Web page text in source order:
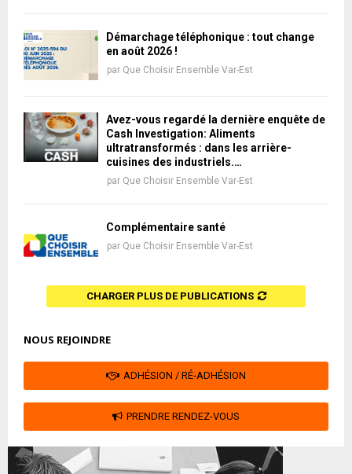
Démarchage téléphonique : tout change
en août 2026 !
par Que Choisir Ensemble Var-Est
Avez-vous regardé la dernière enquête de
Cash Investigation: Aliments
ultratransformés : dans les arrière-
cuisines des industriels.…
par Que Choisir Ensemble Var-Est
Complémentaire santé
par Que Choisir Ensemble Var-Est
CHARGER PLUS DE PUBLICATIONS
NOUS REJOINDRE
ADHÉSION / RÉ-ADHÉSION
PRENDRE RENDEZ-VOUS